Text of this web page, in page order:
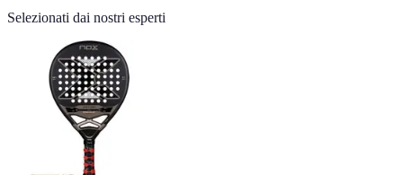
Selezionati dai nostri esperti